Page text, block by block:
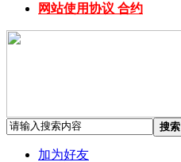
网站使用协议 合约
搜索
加为好友